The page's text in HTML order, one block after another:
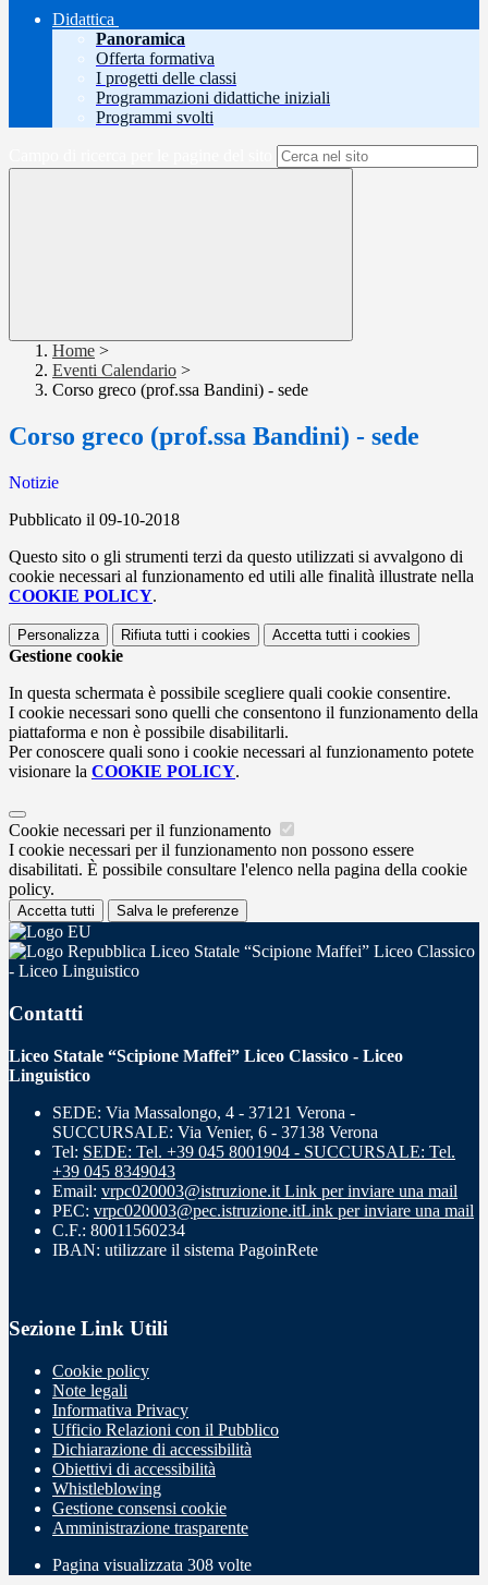
Didattica
Panoramica
Offerta formativa
I progetti delle classi
Programmazioni didattiche iniziali
Programmi svolti
Home >
Eventi Calendario >
Corso greco (prof.ssa Bandini) - sede
Corso greco (prof.ssa Bandini) - sede
Notizie
Pubblicato il 09-10-2018
Questo sito o gli strumenti terzi da questo utilizzati si avvalgono di
cookie necessari al funzionamento ed utili alle finalità illustrate nella
COOKIE POLICY.
Personalizza Rifiuta tutti i cookies Accetta tutti i cookies
Gestione cookie
In questa schermata è possibile scegliere quali cookie consentire.
I cookie necessari sono quelli che consentono il funzionamento della
piattaforma e non è possibile disabilitarli.
Per conoscere quali sono i cookie necessari al funzionamento potete
visionare la COOKIE POLICY.
Cookie necessari per il funzionamento
I cookie necessari per il funzionamento non possono essere
disabilitati. È possibile consultare l'elenco nella pagina della cookie
policy.
Accetta tutti Salva le preferenze
Liceo Statale “Scipione Maffei” Liceo Classico
- Liceo Linguistico
Contatti
Liceo Statale “Scipione Maffei” Liceo Classico - Liceo
Linguistico
SEDE: Via Massalongo, 4 - 37121 Verona -
SUCCURSALE: Via Venier, 6 - 37138 Verona
Tel: SEDE: Tel. +39 045 8001904 - SUCCURSALE: Tel.
+39 045 8349043
Email: vrpc020003@istruzione.it Link per inviare una mail
PEC: vrpc020003@pec.istruzione.itLink per inviare una mail
C.F.: 80011560234
IBAN: utilizzare il sistema PagoinRete
Sezione Link Utili
Cookie policy
Note legali
Informativa Privacy
Ufficio Relazioni con il Pubblico
Dichiarazione di accessibilità
Obiettivi di accessibilità
Whistleblowing
Gestione consensi cookie
Amministrazione trasparente
Pagina visualizzata 308 volte